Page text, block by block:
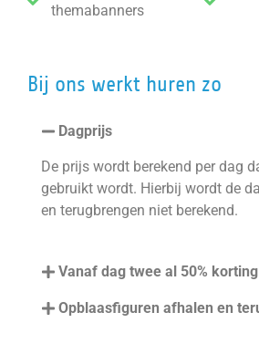
themabanners
Bij ons werkt huren zo
Dagprijs
De prijs wordt berekend per dag
gebruikt wordt. Hierbij wordt de
en terugbrengen niet berekend.
Vanaf dag twee al 50%
Opblaasfiguren afhalen en